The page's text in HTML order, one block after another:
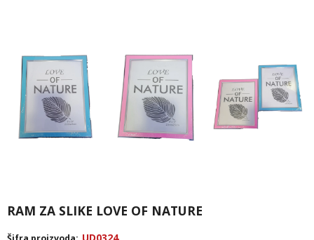
RAM ZA SLIKE LOVE OF NATURE
UD0324